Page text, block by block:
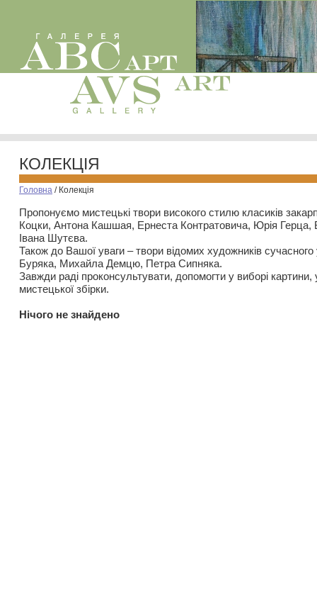
КОЛЕКЦІЯ
Головна / Колекція
Пропонуємо мистецькі твори високого стилю класиків
Коцки, Антона Кашшая, Ернеста Контратовича, Юрія
Івана Шутєва.
Також до Вашої уваги – твори відомих художників
Буряка, Михайла Демцю, Петра Сипняка.
Завжди раді проконсультувати, допомогти у виборі картини,
мистецької збірки.
Нiчого не знайдено